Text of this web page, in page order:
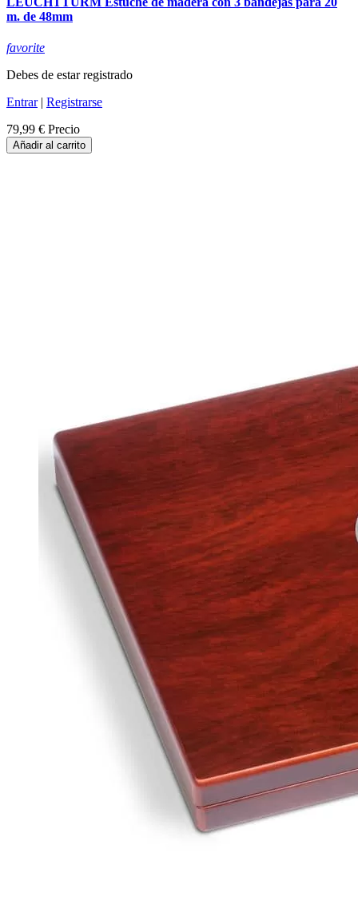
m. de 48mm
favorite
Debes de estar registrado
Entrar| Registrarse
79,99 € Precio
Añadir al carrito